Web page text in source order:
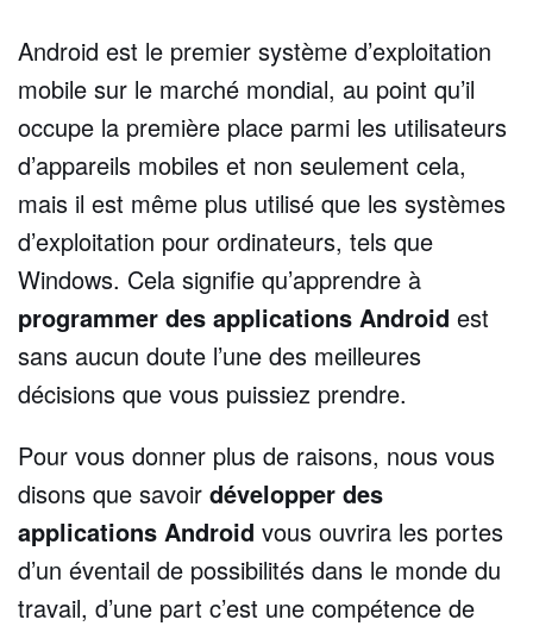
Android est le premier système d’exploitation
mobile sur le marché mondial, au point qu’il
occupe la première place parmi les utilisateurs
d’appareils mobiles et non seulement cela,
mais il est même plus utilisé que les systèmes
d’exploitation pour ordinateurs, tels que
Windows. Cela signifie qu’apprendre à
programmer des applications Android est
sans aucun doute l’une des meilleures
décisions que vous puissiez prendre.
Pour vous donner plus de raisons, nous vous
disons que savoir développer des
applications Android vous ouvrira les portes
d’un éventail de possibilités dans le monde du
travail, d’une part c’est une compétence de